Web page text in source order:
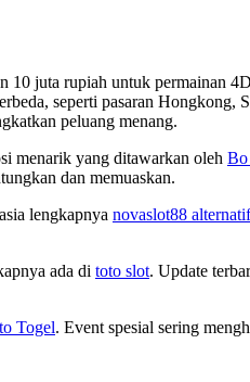
10 juta rupiah untuk permainan
seperti pasaran
peluang menang.
menarik yang ditawarkan oleh Bo
dan memuaskan.
lengkapnya novaslot88 alternatif
ada di toto slot. Update
Togel. Event spesial sering